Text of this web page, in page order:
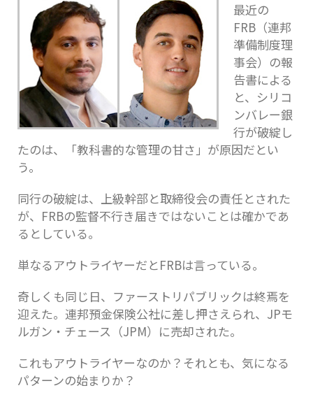
最近の
FRB（連邦
準備制度理
事会）の報
告書による
と、シリコ
ンバレー銀
行が破綻し
たのは、「教科書的な管理の甘さ」が原因だとい
う。
同行の破綻は、上級幹部と取締役会の責任とされた
が、FRBの監督不行き届きではないことは確かであ
るとしている。
単なるアウトライヤーだとFRBは言っている。
奇しくも同じ日、ファーストリパブリックは終焉を
迎えた。連邦預金保険公社に差し押さえられ、JPモ
ルガン・チェース（JPM）に売却された。
これもアウトライヤーなのか？それとも、気になる
パターンの始まりか？